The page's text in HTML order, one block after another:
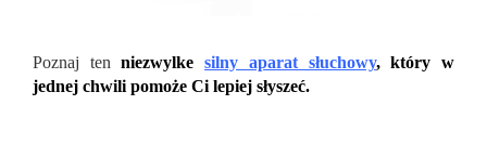
Poznaj tenniezwylke silny aparat słuchowy, który w
jednej chwili pomoże Ci lepiej słyszeć.